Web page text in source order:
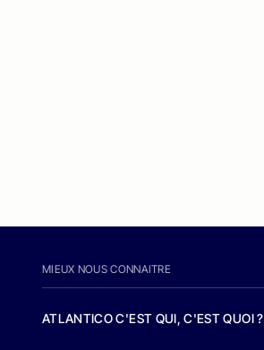
MIEUX NOUS CONNAITRE
ATLANTICO C'EST QUI, C'EST QUOI ?